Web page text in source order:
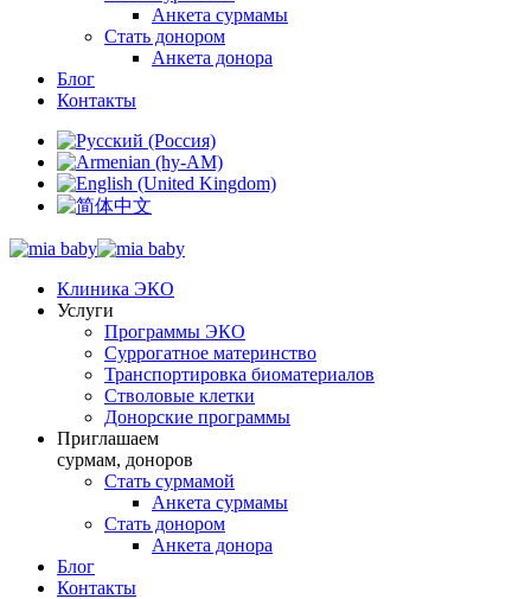
Анкета сурмамы
Стать донором
Анкета донора
Блог
Контакты
Клиника ЭКО
Услуги
Программы ЭКО
Суррогатное материнство
Транспортировка биоматериалов
Стволовые клетки
Донорские программы
Приглашаем
сурмам, доноров
Стать сурмамой
Анкета сурмамы
Стать донором
Анкета донора
Блог
Контакты